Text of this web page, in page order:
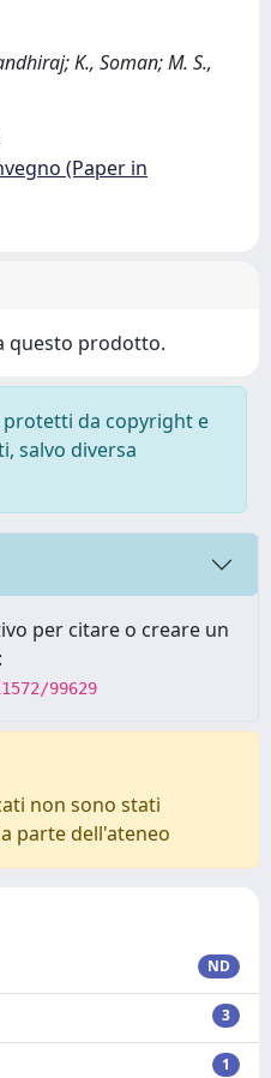
K., Soman; M. S.,
(Paper in
questo prodotto.
protetti da copyright e
salvo diversa
per citare o creare un
99629
non sono stati
parte dell'ateneo
ND
3
1